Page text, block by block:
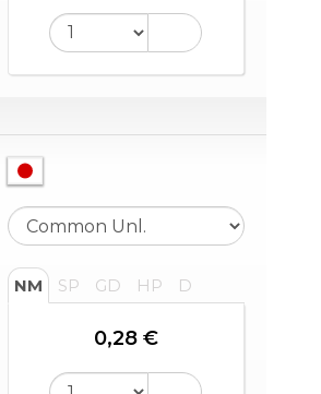
NM SP GD HP D
0,28 €